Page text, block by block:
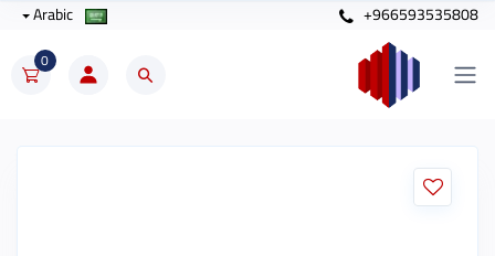
+966593535808
0